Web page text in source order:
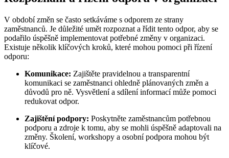
V období změn se často setkáváme s odporem ze strany
zaměstnanců. Je důležité umět rozpoznat a řídit tento odpor, aby se
podařilo úspěšně implementovat potřebné změny v organizaci.
Existuje několik klíčových kroků, které mohou pomoci při řízení
odporu:
Komunikace: Zajištěte pravidelnou a transparentní
komunikaci se zaměstnanci ohledně plánovaných změn a
důvodů pro ně. Vysvětlení a sdílení informací může pomoci
redukovat odpor.
Zajištění podpory: Poskytněte zaměstnancům potřebnou
podporu a zdroje k tomu, aby se mohli úspěšně adaptovali na
změny. Školení, workshopy a osobní podpora mohou být
klíčové.